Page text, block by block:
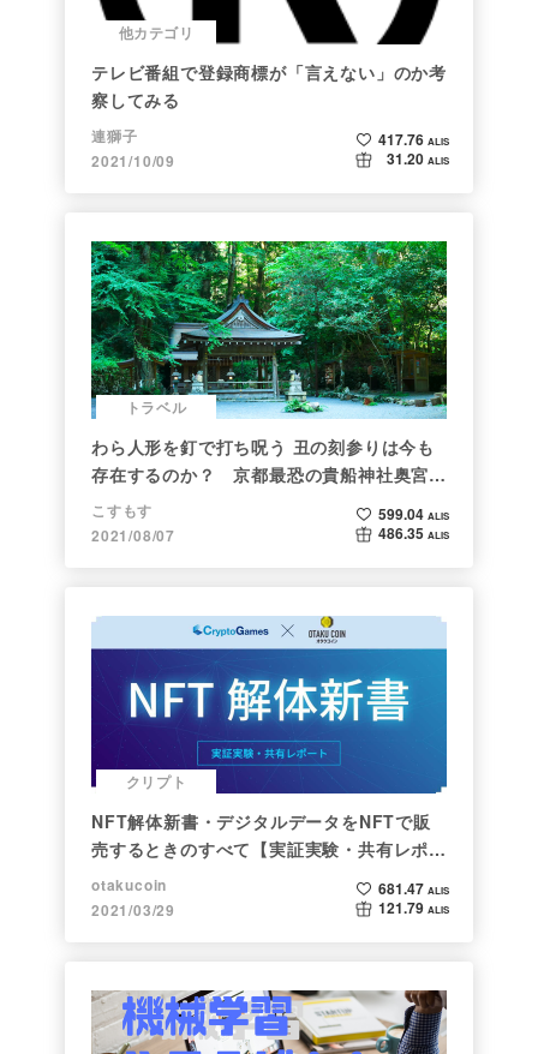
他カテゴリ
テレビ番組で登録商標が「言えない」のか考
察してみる
連獅子
2021/10/09
417.76 ALIS
31.20 ALIS
トラベル
わら人形を釘で打ち呪う 丑の刻参りは今も
存在するのか？ 京都最恐の貴船神社奥宮を
調べた
こすもす
2021/08/07
599.04 ALIS
486.35 ALIS
クリプト
NFT解体新書・デジタルデータをNFTで販
売するときのすべて【実証実験・共有レポー
ト】
otakucoin
2021/03/29
681.47 ALIS
121.79 ALIS